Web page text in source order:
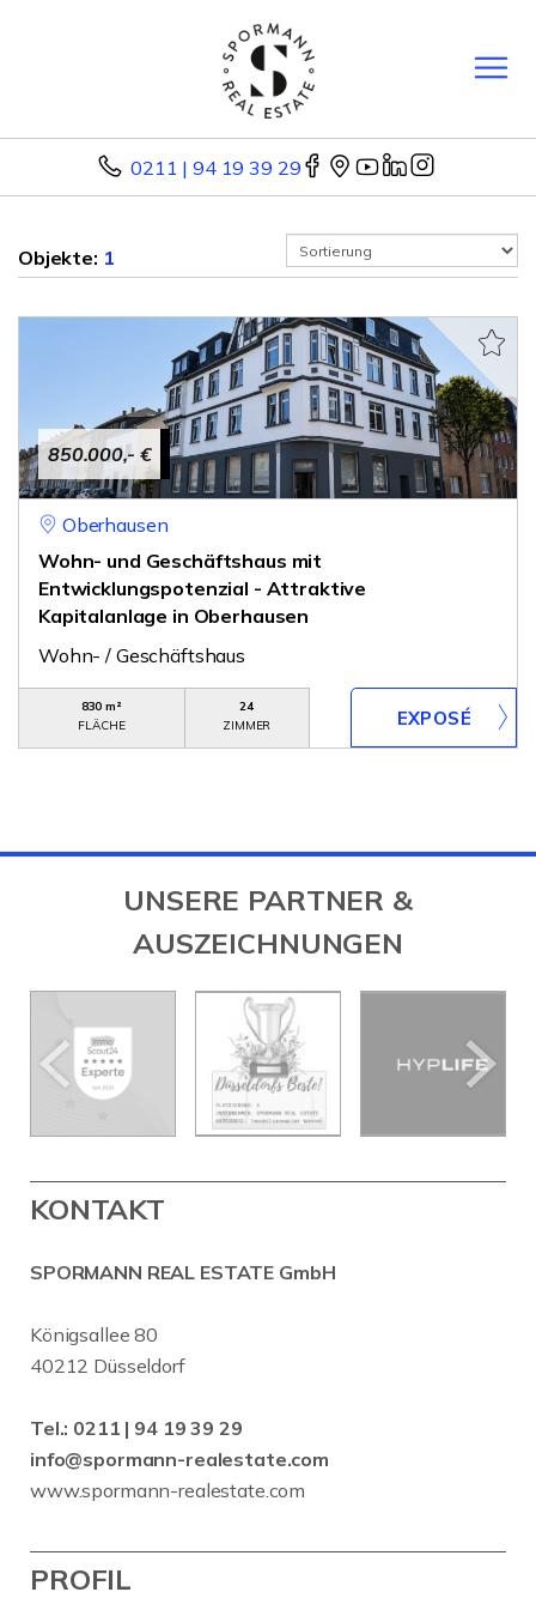
0211 | 94 19 39 29
Objekte: 1
850.000,- €
Oberhausen
Wohn- und Geschäftshaus mit
Entwicklungspotenzial - Attraktive
Kapitalanlage in Oberhausen
Wohn- / Geschäftshaus
830 m²
FLÄCHE
24
ZIMMER
UNSERE PARTNER &
AUSZEICHNUNGEN
KONTAKT
SPORMANN REAL ESTATE GmbH
Königsallee 80
40212 Düsseldorf
Tel.: 0211 | 94 19 39 29
info@spormann-realestate.com
www.spormann-realestate.com
PROFIL